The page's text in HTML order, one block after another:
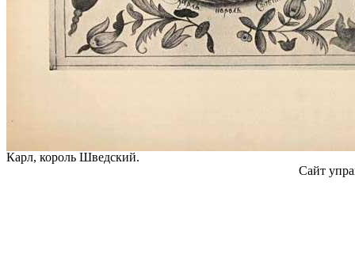
Карл, король Шведский.
Сайт